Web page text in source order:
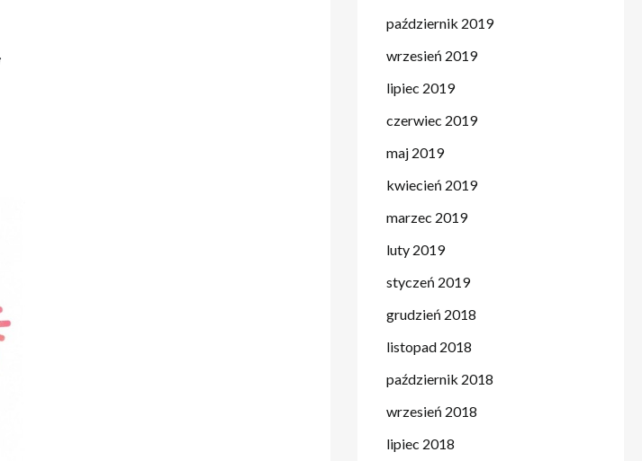
październik 2019
wrzesień 2019
lipiec 2019
czerwiec 2019
maj 2019
kwiecień 2019
marzec 2019
luty 2019
styczeń 2019
grudzień 2018
listopad 2018
październik 2018
wrzesień 2018
lipiec 2018